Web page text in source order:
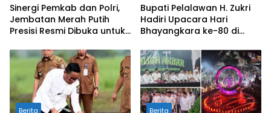
Sinergi Pemkab dan Polri,
Jembatan Merah Putih
Presisi Resmi Dibuka untuk
Rangsang
Bupati Pelalawan H. Zukri
Hadiri Upacara Hari
Bhayangkara ke-80 di
Berita Berita